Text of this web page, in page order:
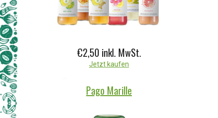
€2,50 inkl. MwSt.
Jetzt kaufen
Pago Marille